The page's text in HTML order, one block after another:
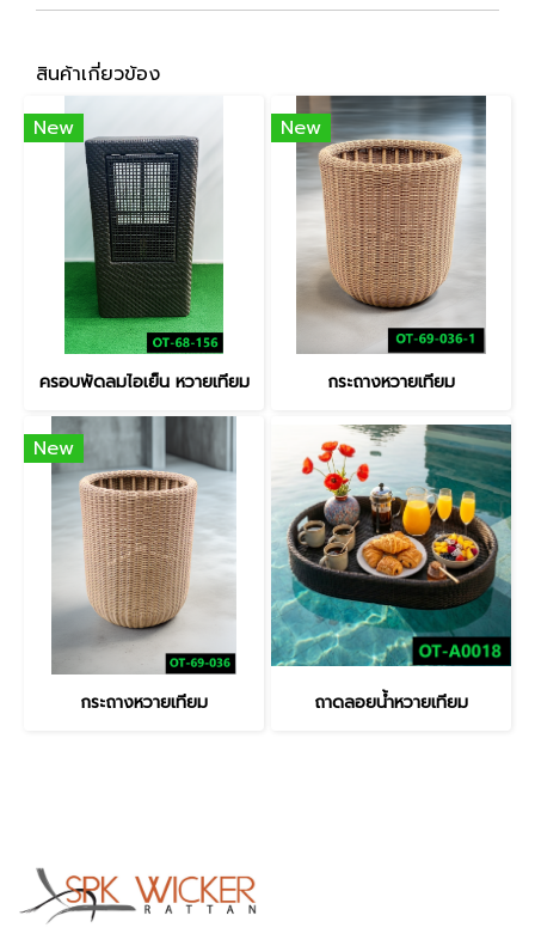
สินค้าเกี่ยวข้อง
New
ครอบพัดลมไอเย็น หวายเทียม
New
กระถางหวายเทียม
New
กระถางหวายเทียม ถาดลอยน้ำหวายเทียม